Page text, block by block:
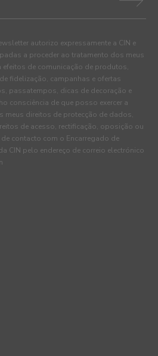
autorizo expressamente a CIN e
a proceder ao tratamento dos meus
de comunicação de produtos,
fidelização, campanhas e ofertas
passatempos, dicas de decoração e
consciência de que posso exercer a
meus direitos de protecção de dados,
de acesso, rectificação, oposição ou
contacto com o Encarregado de
CIN pelo endereço de correio electrónico